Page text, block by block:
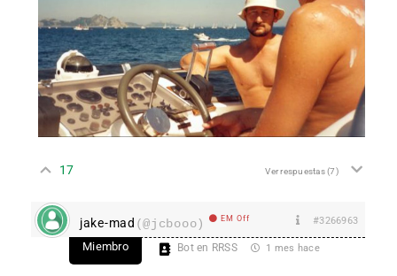
17 Ver respuestas(7)
jake-mad (@jcbooo) EM Off #3266963
Miembro Bot en RRSS 1 mes hace